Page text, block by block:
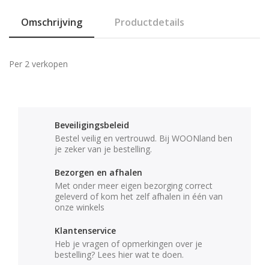
Omschrijving Productdetails
Per 2 verkopen
Beveiligingsbeleid
Bestel veilig en vertrouwd. Bij WOONland ben
je zeker van je bestelling.
Bezorgen en afhalen
Met onder meer eigen bezorging correct
geleverd of kom het zelf afhalen in één van
onze winkels
Klantenservice
Heb je vragen of opmerkingen over je
bestelling? Lees hier wat te doen.